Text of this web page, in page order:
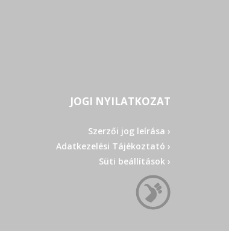
JOGI NYILATKOZAT
Szerzői jog leírása ›
Adatkezelési Tájékoztató ›
Süti beállítások ›